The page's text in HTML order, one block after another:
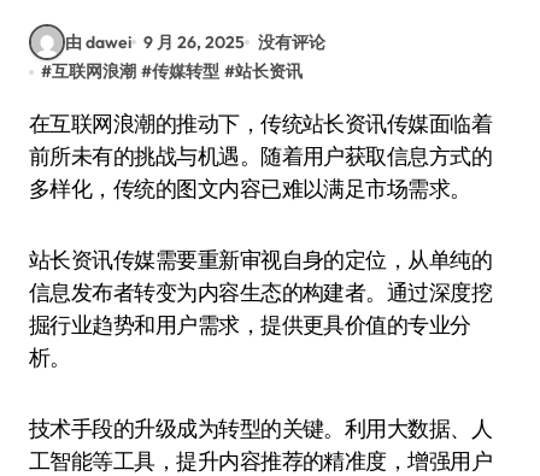
由 dawei 9 月 26, 2025 没有评论
#互联网浪潮 #传媒转型 #站长资讯
在互联网浪潮的推动下，传统站长资讯传媒面临着
前所未有的挑战与机遇。随着用户获取信息方式的
多样化，传统的图文内容已难以满足市场需求。
站长资讯传媒需要重新审视自身的定位，从单纯的
信息发布者转变为内容生态的构建者。通过深度挖
掘行业趋势和用户需求，提供更具价值的专业分
析。
技术手段的升级成为转型的关键。利用大数据、人
工智能等工具，提升内容推荐的精准度，增强用户